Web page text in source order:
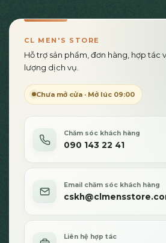
Các
tùy
CL MEN'S STORE
Hỗ trợ sản phẩm, đơn hàng, hợp tác
lượng dịch vụ.
Chưa mở cửa · Mở lúc 09:00
Chăm sóc khách hàng
090 143 22 41
Email chăm sóc khách hàng
Liên hệ hợp tác